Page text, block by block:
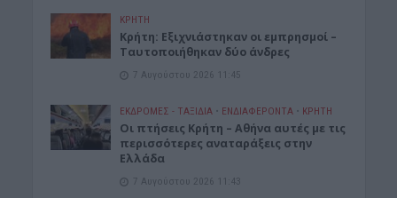
ΚΡΗΤΗ
Κρήτη: Εξιχνιάστηκαν οι εμπρησμοί –
Ταυτοποιήθηκαν δύο άνδρες
7 Αυγούστου 2026 11:45
ΕΚΔΡΟΜΈΣ - ΤΑΞΊΔΙΑ • ΕΝΔΙΑΦΕΡΟΝΤΑ • ΚΡΗΤΗ
Οι πτήσεις Κρήτη – Αθήνα αυτές με τις
περισσότερες αναταράξεις στην
Ελλάδα
7 Αυγούστου 2026 11:43